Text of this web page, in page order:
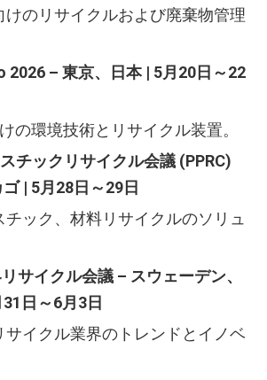
けのリサイクルおよび廃棄物管理
2026 – 東京、日本 | 5月20日～22
の環境技術とリサイクル装置。
チックリサイクル会議 (PPRC)
| 5月28日～29日
チック、材料リサイクルのソリュ
サイクル会議 – スウェーデン、
日～6月3日
サイクル業界のトレンドとイノベ